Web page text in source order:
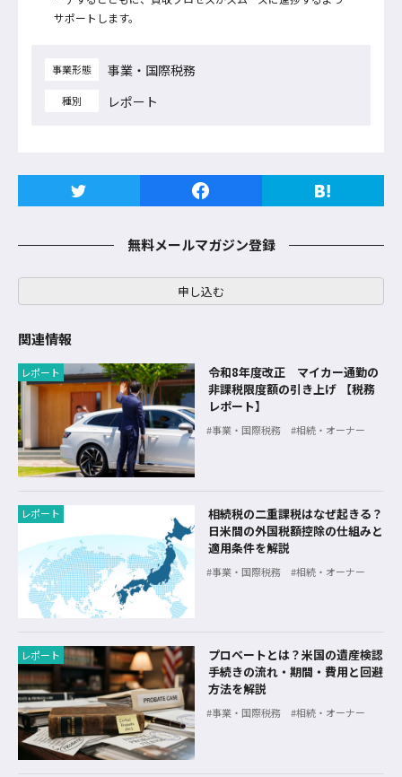
サポートします。
事業形態 事業・国際税務
種別 レポート
無料メールマガジン登録
申し込む
関連情報
レポート
令和8年度改正 マイカー通勤の
非課税限度額の引き上げ 【税務
レポート】
事業・国際税務 相続・オーナー
レポート
相続税の二重課税はなぜ起きる？
日米間の外国税額控除の仕組みと
適用条件を解説
事業・国際税務 相続・オーナー
レポート
プロベートとは？米国の遺産検認
手続きの流れ・期間・費用と回避
方法を解説
事業・国際税務 相続・オーナー